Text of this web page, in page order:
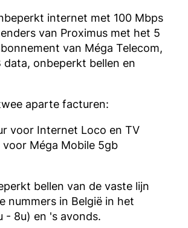
internet met 100 Mbps
van Proximus met het 5
van Méga Telecom,
data, onbeperkt bellen en
aparte facturen:
voor Internet Loco en TV
Méga Mobile 5gb
bellen van de vaste lijn
nummers in België in het
- 8u) en 's avonds.